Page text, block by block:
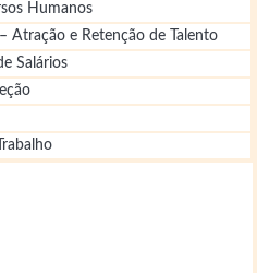
Humanos
Atração e Retenção de Talento
Salários